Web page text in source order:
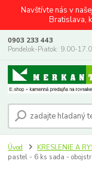
Navštívte nás v
Bratislava,
0903 233 443
Pondelok-Piatok: 9.00-
Úvod KRESLENIE A
pastel - 6 ks sada -